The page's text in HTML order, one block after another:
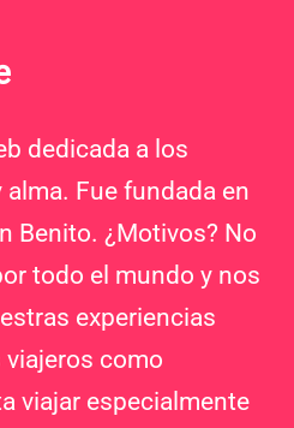
dedicada a los
Fue fundada en
Benito. ¿Motivos? No
todo el mundo y nos
experiencias
viajeros como
viajar especialmente